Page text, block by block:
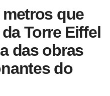
que
Torre Eiffel
das obras
do